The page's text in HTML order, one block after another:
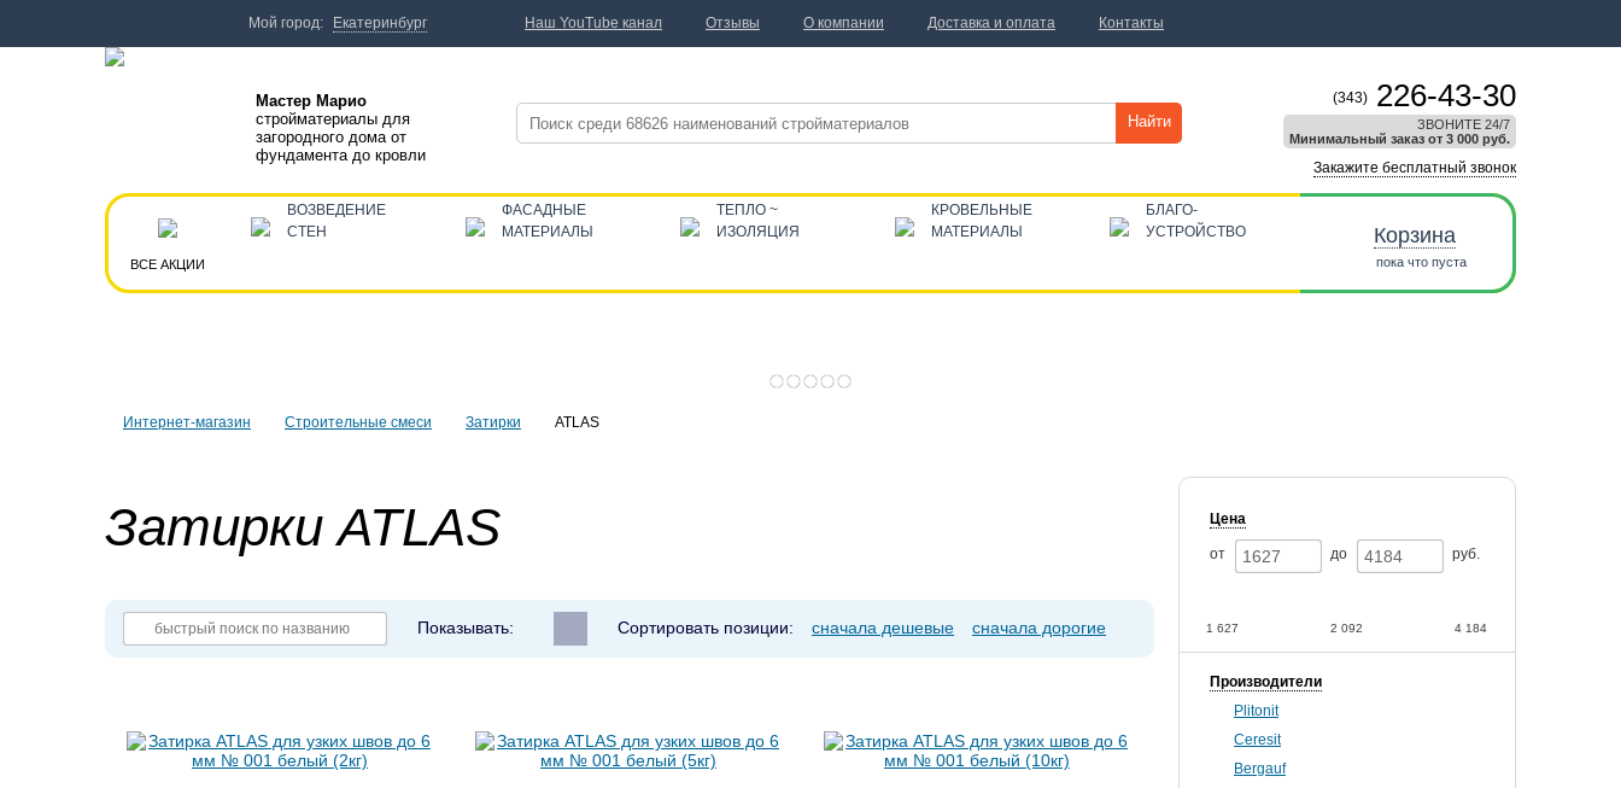
Интернет-магазин Строительные смеси Затирки ATLAS
Цена
от до руб.
1 627 4 184
2 092
Производители
Plitonit
Ceresit
Bergauf
Затирки ATLAS
Показывать: Сортировать позиции: сначала дешевые сначала дорогие
Мастер Марио
стройматериалы для
загородного дома от
фундамента до кровли
Найти
(343) 226-43-30
ЗВОНИТЕ 24/7
Минимальный заказ от 3 000 руб.
Закажите бесплатный звонок
ВСЕ АКЦИИ
ВОЗВЕДЕНИЕ
СТЕН
ФАСАДНЫЕ
МАТЕРИАЛЫ
ТЕПЛО ~
ИЗОЛЯЦИЯ
КРОВЕЛЬНЫЕ
МАТЕРИАЛЫ
БЛАГО-
УСТРОЙСТВО
Корзина
пока что пуста
Мой город: Екатеринбург Наш YouTube канал Отзывы О компании Доставка и оплата Контакты